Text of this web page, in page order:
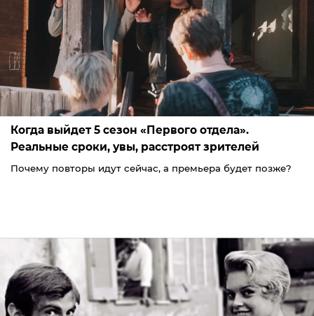
Когда выйдет 5 сезон «Первого отдела».
Реальные сроки, увы, расстроят зрителей
Почему повторы идут сейчас, а премьера будет позже?